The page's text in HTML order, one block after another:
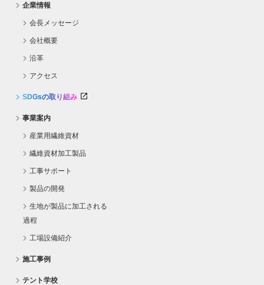
企業情報
会長メッセージ
会社概要
沿革
アクセス
SDGsの取り組み
事業案内
産業用繊維資材
繊維資材加工製品
工事サポート
製品の開発
生地が製品に加工される
過程
工場設備紹介
施工事例
テント学校